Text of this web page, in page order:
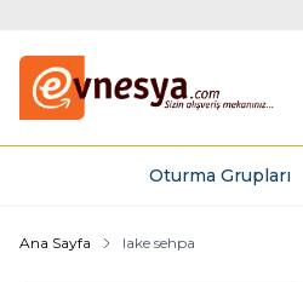
Oturma Grupları
Ana Sayfa lake sehpa